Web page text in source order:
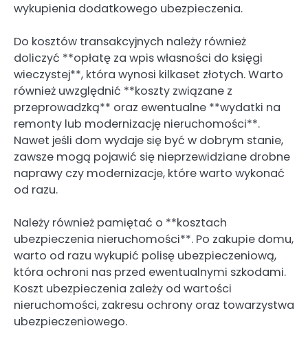
wykupienia dodatkowego ubezpieczenia.
Do kosztów transakcyjnych należy również
doliczyć **opłatę za wpis własności do księgi
wieczystej**, która wynosi kilkaset złotych. Warto
również uwzględnić **koszty związane z
przeprowadzką** oraz ewentualne **wydatki na
remonty lub modernizację nieruchomości**.
Nawet jeśli dom wydaje się być w dobrym stanie,
zawsze mogą pojawić się nieprzewidziane drobne
naprawy czy modernizacje, które warto wykonać
od razu.
Należy również pamiętać o **kosztach
ubezpieczenia nieruchomości**. Po zakupie domu,
warto od razu wykupić polisę ubezpieczeniową,
która ochroni nas przed ewentualnymi szkodami.
Koszt ubezpieczenia zależy od wartości
nieruchomości, zakresu ochrony oraz towarzystwa
ubezpieczeniowego.